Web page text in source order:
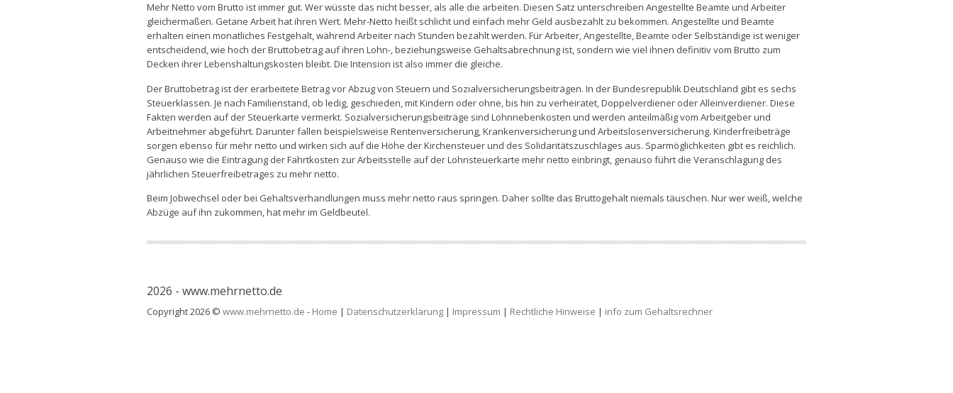
Mehr Netto vom Brutto ist immer gut. Wer wüsste das nicht besser, als alle die arbeiten. Diesen Satz unterschreiben Angestellte Beamte und Arbeiter
gleichermaßen. Getane Arbeit hat ihren Wert. Mehr-Netto heißt schlicht und einfach mehr Geld ausbezahlt zu bekommen. Angestellte und Beamte
erhalten einen monatliches Festgehalt, während Arbeiter nach Stunden bezahlt werden. Für Arbeiter, Angestellte, Beamte oder Selbständige ist weniger
entscheidend, wie hoch der Bruttobetrag auf ihren Lohn-, beziehungsweise Gehaltsabrechnung ist, sondern wie viel ihnen definitiv vom Brutto zum
Decken ihrer Lebenshaltungskosten bleibt. Die Intension ist also immer die gleiche.
Der Bruttobetrag ist der erarbeitete Betrag vor Abzug von Steuern und Sozialversicherungsbeiträgen. In der Bundesrepublik Deutschland gibt es sechs
Steuerklassen. Je nach Familienstand, ob ledig, geschieden, mit Kindern oder ohne, bis hin zu verheiratet, Doppelverdiener oder Alleinverdiener. Diese
Fakten werden auf der Steuerkarte vermerkt. Sozialversicherungsbeiträge sind Lohnnebenkosten und werden anteilmäßig vom Arbeitgeber und
Arbeitnehmer abgeführt. Darunter fallen beispielsweise Rentenversicherung, Krankenversicherung und Arbeitslosenversicherung. Kinderfreibeträge
sorgen ebenso für mehr netto und wirken sich auf die Höhe der Kirchensteuer und des Solidaritätszuschlages aus. Sparmöglichkeiten gibt es reichlich.
Genauso wie die Eintragung der Fahrtkosten zur Arbeitsstelle auf der Lohnsteuerkarte mehr netto einbringt, genauso führt die Veranschlagung des
jährlichen Steuerfreibetrages zu mehr netto.
Beim Jobwechsel oder bei Gehaltsverhandlungen muss mehr netto raus springen. Daher sollte das Bruttogehalt niemals täuschen. Nur wer weiß, welche
Abzüge auf ihn zukommen, hat mehr im Geldbeutel.
2026 - www.mehrnetto.de
Copyright 2026 © www.mehrnetto.de - Home | Datenschutzerklärung | Impressum | Rechtliche Hinweise | info zum Gehaltsrechner